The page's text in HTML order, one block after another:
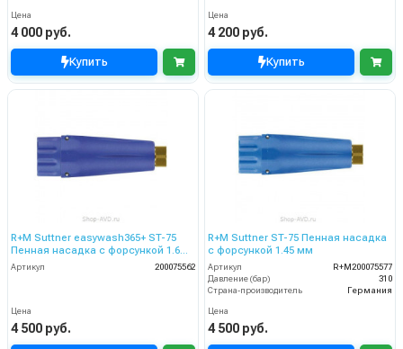
Цена
4 000 руб.
Купить
Цена
4 200 руб.
Купить
R+M Suttner easywash365+ ST-75
Пенная насадка с форсункой 1.6
мм
Артикул 200075562
Цена
4 500 руб.
R+M Suttner ST-75 Пенная насадка
с форсункой 1.45 мм
Артикул
R+M200075577
Давление (бар)
310
Страна-производитель
Германия
Цена
4 500 руб.